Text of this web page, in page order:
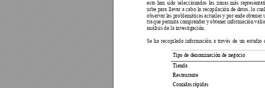
esto han sido seleccionados las zonas más
urbe para llevar a cabo la recopilación de datos, lo
observar las problemáticas actuales y por ende obtener
tra que permita comprender y obtener información
análisis de la investigación.
Se ha recopilado información a través de un estudio
Tipo de denominación de negocio
Tienda
Restaurante
Comidas rápidas